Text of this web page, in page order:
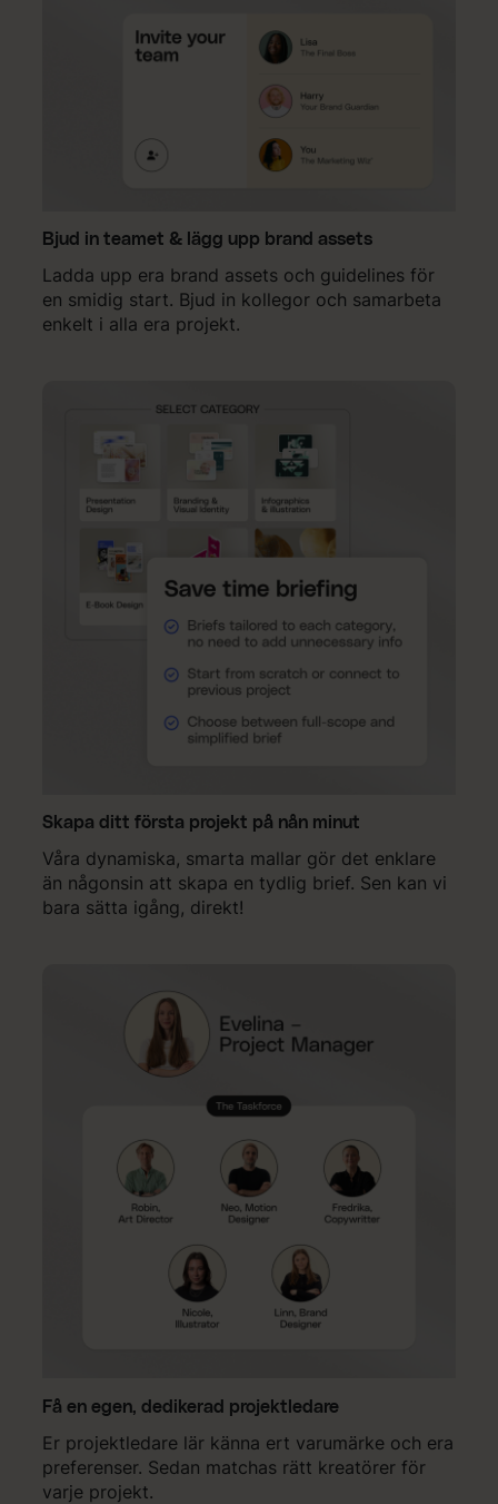
Bjud in teamet & lägg upp brand assets
Ladda upp era brand assets och guidelines för
en smidig start. Bjud in kollegor och samarbeta
enkelt i alla era projekt.
Skapa ditt första projekt på nån minut
Våra dynamiska, smarta mallar gör det enklare
än någonsin att skapa en tydlig brief. Sen kan vi
bara sätta igång, direkt!
Få en egen, dedikerad projektledare
Er projektledare lär känna ert varumärke och era
preferenser. Sedan matchas rätt kreatörer för
varje projekt.